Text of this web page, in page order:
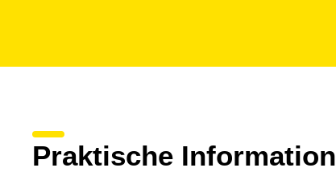
Praktische Information